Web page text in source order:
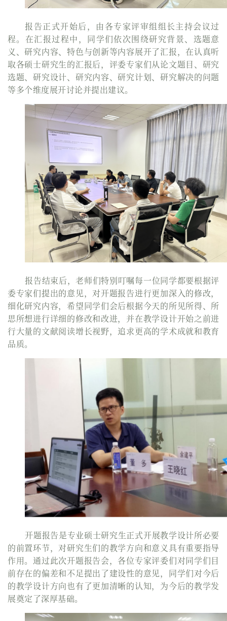
报告正式开始后，由各专家评审组组长主持会议过
程。在汇报过程中，同学们依次围绕研究背景、选题意
义、研究内容、特色与创新等内容展开了汇报，在认真听
取各硕士研究生的汇报后，评委专家们从论文题目、研究
选题、研究设计、研究内容、研究计划、研究解决的问题
等多个维度展开讨论并提出建议。
报告结束后，老师们特别叮嘱每一位同学都要根据评
委专家们提出的意见，对开题报告进行更加深入的修改，
细化研究内容，希望同学们会后根据今天的所见所得、所
思所想进行详细的修改和改进，并在教学设计开始之前进
行大量的文献阅读增长视野，追求更高的学术成就和教育
品质。
开题报告是专业硕士研究生正式开展教学设计所必要
的前置环节，对研究生们的教学方向和意义具有重要指导
作用。通过此次开题报告会，各位专家评委们对同学们目
前存在的偏差和不足提出了建设性的意见，同学们对今后
的教学设计方向也有了更加清晰的认知，为今后的教学发
展奠定了深厚基础。